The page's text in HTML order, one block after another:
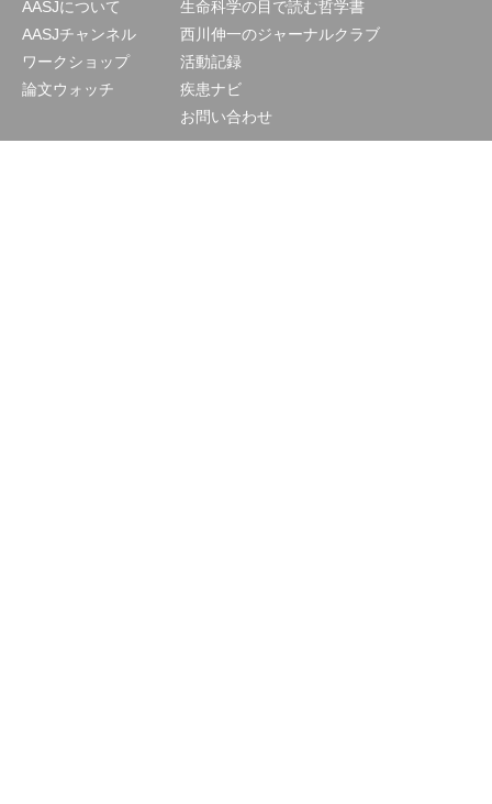
AASJについて
AASJチャンネル
ワークショップ
論文ウォッチ
生命科学の目で読む哲学書
西川伸一のジャーナルクラブ
活動記録
疾患ナビ
お問い合わせ